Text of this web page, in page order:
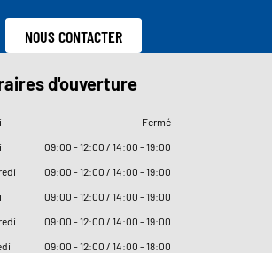
NOUS CONTACTER
d'ouverture
Fermé
09:00 - 12:00 / 14:00 - 19:00
09:00 - 12:00 / 14:00 - 19:00
09:00 - 12:00 / 14:00 - 19:00
09:00 - 12:00 / 14:00 - 19:00
09:00 - 12:00 / 14:00 - 18:00